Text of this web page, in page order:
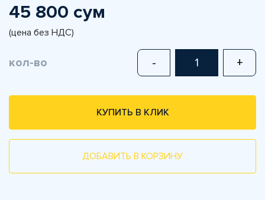
45 800 сум
(цена без НДС)
кол-во - +
КУПИТЬ В КЛИК
ДОБАВИТЬ В КОРЗИНУ